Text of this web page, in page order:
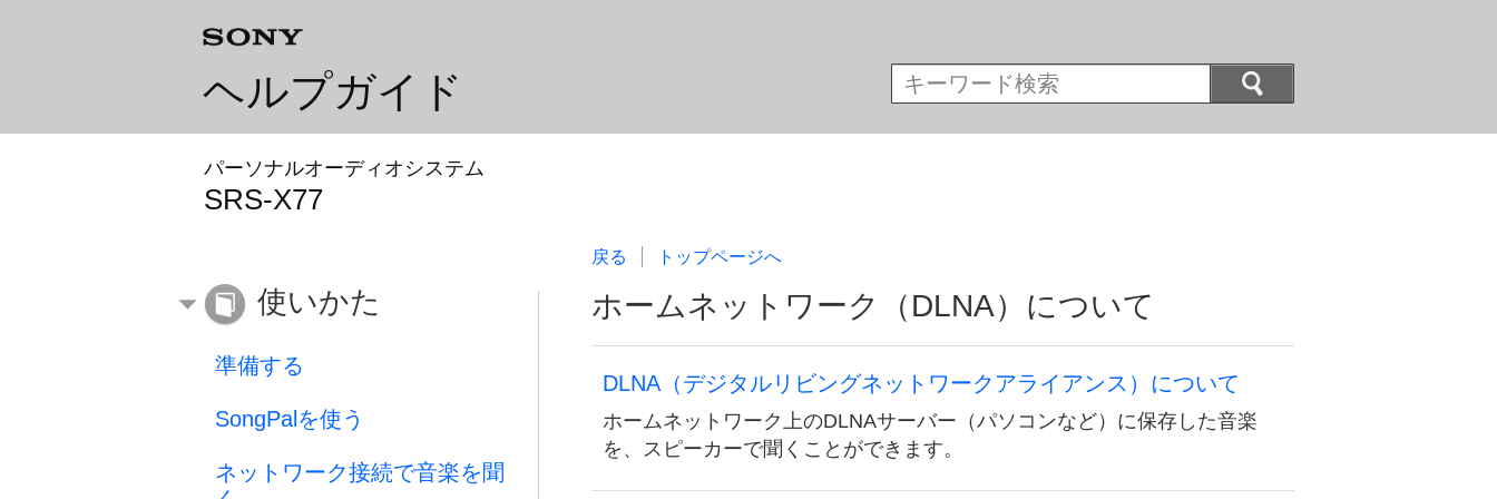
ヘルプガイド
パーソナルオーディオシステム
SRS-X77
戻る トップページへ
ホームネットワーク（DLNA）について
DLNA（デジタルリビングネットワークアライアンス）について
ホームネットワーク上のDLNAサーバー（パソコンなど）に保存した音楽
を、スピーカーで聞くことができます。
使いかた
準備する
SongPalを使う
ネットワーク接続で音楽を聞